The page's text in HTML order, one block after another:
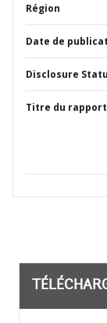
Région
Date de
Disclosure
Titre du rapport